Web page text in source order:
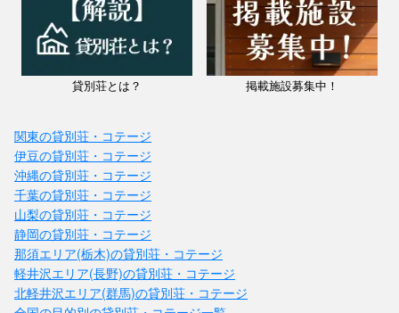
貸別荘とは？ 掲載施設募集中！
関東の貸別荘・コテージ
伊豆の貸別荘・コテージ
沖縄の貸別荘・コテージ
千葉の貸別荘・コテージ
山梨の貸別荘・コテージ
静岡の貸別荘・コテージ
那須エリア(栃木)の貸別荘・コテージ
軽井沢エリア(長野)の貸別荘・コテージ
北軽井沢エリア(群馬)の貸別荘・コテージ